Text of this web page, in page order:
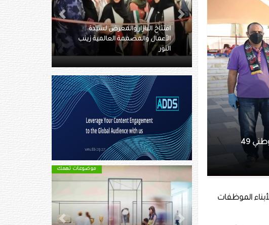
الموظفات
البازار والمعرض لسيدة
والمصممة العالمية زينب
القرية العالمية تطلق باقات الرحلات
المدرسية لموسمها 27
Previous
Next
موضوعات تهمك موضوعات تهمك